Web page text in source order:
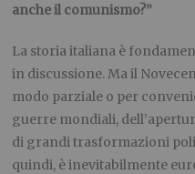
anche il comunismo?”
La storia italiana è
in discussione. Ma il
modo parziale o per
guerre mondiali,
di grandi trasformazioni
quindi, è inevitabilmente